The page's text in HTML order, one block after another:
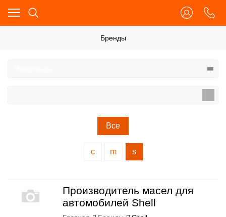
Бренды
Все
c m s
Производитель масел для
автомобилей Shell